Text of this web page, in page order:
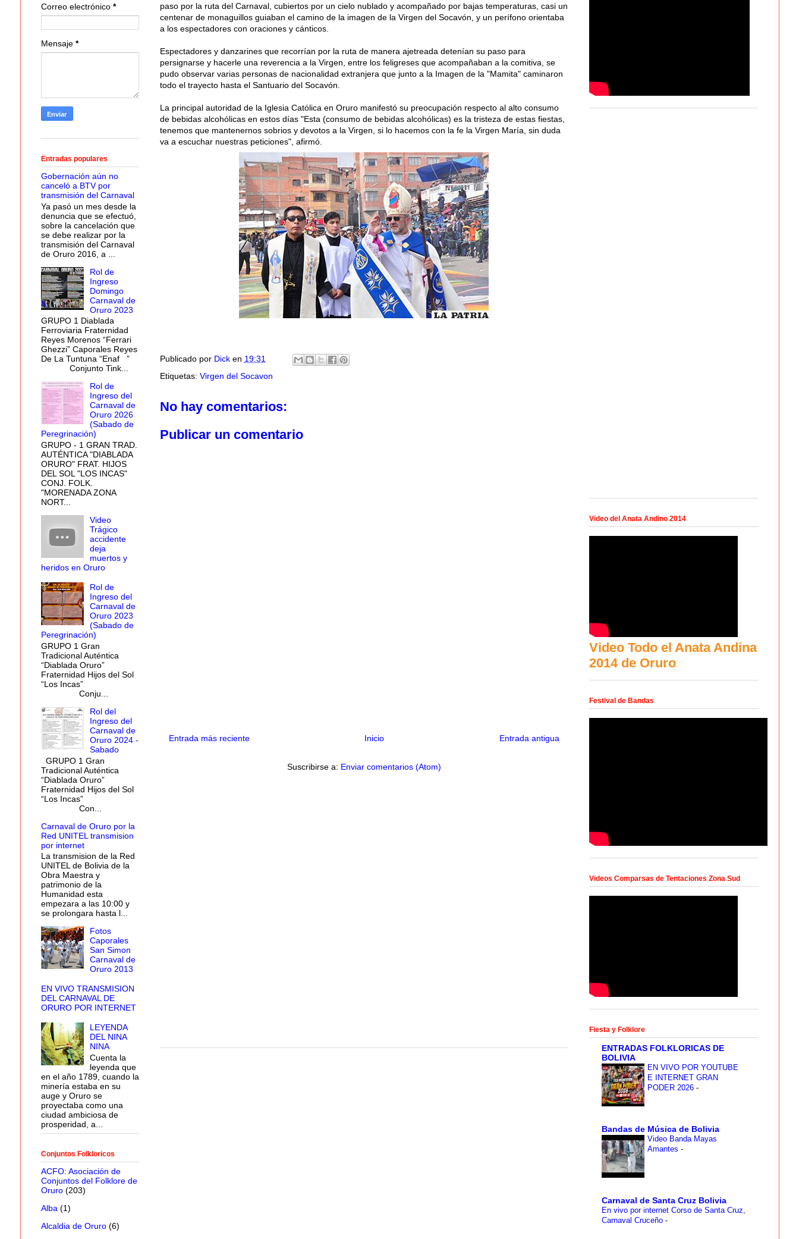
paso por la ruta del Carnaval, cubiertos por un cielo nublado y acompañado por bajas temperaturas, casi un
centenar de monaguillos guiaban el camino de la imagen de la Virgen del Socavón, y un perífono orientaba
a los espectadores con oraciones y cánticos.
Espectadores y danzarines que recorrían por la ruta de manera ajetreada detenían su paso para
persignarse y hacerle una reverencia a la Virgen, entre los feligreses que acompañaban a la comitiva, se
pudo observar varias personas de nacionalidad extranjera que junto a la Imagen de la "Mamita" caminaron
todo el trayecto hasta el Santuario del Socavón.
La principal autoridad de la Iglesia Católica en Oruro manifestó su preocupación respecto al alto consumo
de bebidas alcohólicas en estos días "Esta (consumo de bebidas alcohólicas) es la tristeza de estas fiestas,
tenemos que mantenernos sobrios y devotos a la Virgen, si lo hacemos con la fe la Virgen María, sin duda
va a escuchar nuestras peticiones", afirmó.
Publicado por Dick en 19:31
Etiquetas: Virgen del Socavon
No hay comentarios:
Publicar un comentario
Entrada más reciente Entrada antigua
Inicio
Suscribirse a: Enviar comentarios (Atom)
Correo electrónico *
Mensaje *
Entradas populares
Gobernación aún no
canceló a BTV por
transmisión del Carnaval
Ya pasó un mes desde la
denuncia que se efectuó,
sobre la cancelación que
se debe realizar por la
transmisión del Carnaval
de Oruro 2016, a ...
Rol de
Ingreso
Domingo
Carnaval de
Oruro 2023
GRUPO 1 Diablada
Ferroviaria Fraternidad
Reyes Morenos “Ferrari
Ghezzi” Caporales Reyes
De La Tuntuna “Enaf ”
Conjunto Tink...
Rol de
Ingreso del
Carnaval de
Oruro 2026
(Sabado de
Peregrinación)
GRUPO - 1 GRAN TRAD.
AUTÉNTICA "DIABLADA
ORURO" FRAT. HIJOS
DEL SOL "LOS INCAS"
CONJ. FOLK.
"MORENADA ZONA
NORT...
Video
Trágico
accidente
deja
muertos y
heridos en Oruro
Rol de
Ingreso del
Carnaval de
Oruro 2023
(Sabado de
Peregrinación)
GRUPO 1 Gran
Tradicional Auténtica
“Diablada Oruro”
Fraternidad Hijos del Sol
“Los Incas”
Conju...
Rol del
Ingreso del
Carnaval de
Oruro 2024 -
Sabado
GRUPO 1 Gran
Tradicional Auténtica
“Diablada Oruro”
Fraternidad Hijos del Sol
“Los Incas”
Con...
Carnaval de Oruro por la
Red UNITEL transmision
por internet
La transmision de la Red
UNITEL de Bolivia de la
Obra Maestra y
patrimonio de la
Humanidad esta
empezara a las 10:00 y
se prolongara hasta l...
Fotos
Caporales
San Simon
Carnaval de
Oruro 2013
EN VIVO TRANSMISION
DEL CARNAVAL DE
ORURO POR INTERNET
LEYENDA
DEL NINA
NINA
Cuenta la
leyenda que
en el año 1789, cuando la
minería estaba en su
auge y Oruro se
proyectaba como una
ciudad ambiciosa de
prosperidad, a...
Conjuntos Folkloricos
ACFO: Asociación de
Conjuntos del Folklore de
Oruro (203)
Alba (1)
Alcaldia de Oruro (6)
Video del Anata Andino 2014
Video Todo el Anata Andina
2014 de Oruro
Festival de Bandas
Videos Comparsas de Tentaciones Zona Sud
Fiesta y Folklore
ENTRADAS FOLKLORICAS DE
BOLIVIA
EN VIVO POR YOUTUBE
E INTERNET GRAN
PODER 2026 -
Bandas de Música de Bolivia
Video Banda Mayas
Amantes -
Carnaval de Santa Cruz Bolivia
En vivo por internet Corso de Santa Cruz,
Carnaval Cruceño -